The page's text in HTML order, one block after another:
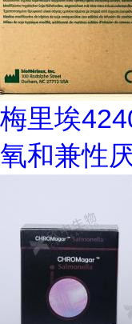
梅里埃
氧和兼性